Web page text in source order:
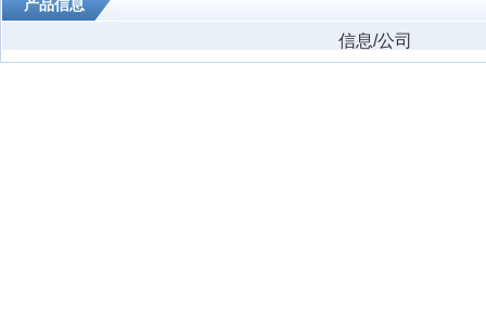
产品信息
信息/公司